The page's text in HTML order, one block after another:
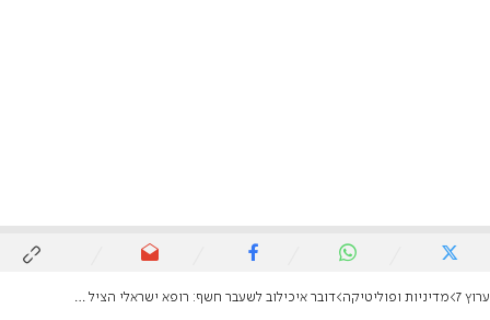
ערוץ 7 מדיניות ופוליטיקה דובר איכילוב לשעבר חשף: רופא ישראלי הציל את חייו של ארדואן באישור נתניהו